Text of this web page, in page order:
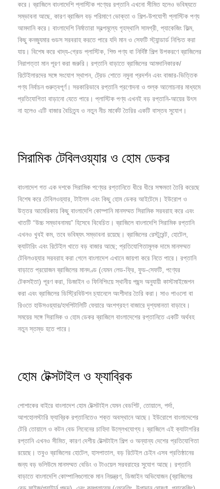
করে। ব্রাজিলে বাংলাদেশি প্লাস্টিক পণ্যের রপ্তানি এখনো সীমিত হলেও ভবিষ্যতে
সম্ভাবনা আছে, কারণ ব্রাজিল বড় পরিমাণে ভোক্তা ও শিল্প-উপযোগী প্লাস্টিক পণ্য
আমদানি করে। বাংলাদেশি নির্মাতারা স্বল্পমূল্যে গৃহস্থালি সামগ্রী, প্যাকেজিং ফিল্ম,
কিছু কনজ্যুমার গুডস সরবরাহ করতে পারে যদি মান ও সেফটি স্ট্যান্ডার্ড নিশ্চিত করা
যায়। বিশেষ করে খাদ্য-গ্রেড প্লাস্টিক, শিশু পণ্য বা নির্দিষ্ট শিল্প উপকরণে ব্রাজিলের
নিরাপত্তা মান পূরণ করা জরুরি। রপ্তানি বাড়াতে ব্রাজিলের আমদানিকারক/
রিটেইলারদের সঙ্গে সংযোগ স্থাপন, ট্রেড শোতে নমুনা প্রদর্শন এবং বাজার-ভিত্তিক
পণ্য নির্বাচন গুরুত্বপূর্ণ। সরকারিভাবে রপ্তানি প্রণোদনা ও শুল্ক আলোচনার মাধ্যমে
প্রতিযোগিতা বাড়ানো যেতে পারে। প্লাস্টিক পণ্য এখনই বড় রপ্তানি-আয়ের উৎস
না হলেও এটি বাজার বৈচিত্র্য ও নতুন নীচ মার্কেট তৈরির একটি বাস্তব সুযোগ।
সিরামিক টেবিলওয়্যার ও হোম ডেকর
বাংলাদেশ গত এক দশকে সিরামিক পণ্যের রপ্তানিতে ধীরে ধীরে সক্ষমতা তৈরি করেছে
বিশেষ করে টেবিলওয়্যার, টাইলস এবং কিছু হোম ডেকর আইটেমে। ইউরোপ ও
উত্তর আমেরিকায় কিছু বাংলাদেশি কোম্পানি মানসম্মত সিরামিক সরবরাহ করে এবং
খাতটি “উচ্চ সম্ভাবনাময়” হিসেবে বিবেচিত। ব্রাজিলে বাংলাদেশি সিরামিক রপ্তানি
এখনও খুবই কম, তবে ভবিষ্যৎ সম্ভাবনা রয়েছে। ব্রাজিলের রেস্টুরেন্ট, হোটেল,
ক্যাটারিং এবং রিটেইল খাতে বড় বাজার আছে; প্রতিযোগিতামূলক দামে মানসম্মত
টেবিলওয়্যার সরবরাহ করা গেলে বাংলাদেশ এখানে জায়গা করে নিতে পারে। রপ্তানি
বাড়াতে প্রয়োজন ব্রাজিলের মানদণ্ড (যেমন লেড-ফ্রি, ফুড-সেফটি, পণ্যের
টেকসইতা) পূরণ করা, ডিজাইন ও ফিনিশিংয়ে স্থানীয় পছন্দ অনুযায়ী কাস্টমাইজেশন
করা এবং ব্রাজিলের ডিস্ট্রিবিউশন চ্যানেলে অংশীদার তৈরি করা। সাও পাওলো বা
রিওতে হাউসওয়্যার/হসপিটালিটি ফেয়ারে অংশগ্রহণ বাজারে দৃশ্যমানতা বাড়াবে।
সময়ের সঙ্গে সিরামিক ও হোম ডেকর ব্রাজিলে বাংলাদেশের রপ্তানিতে একটি অর্থবহ
নতুন স্তম্ভ হতে পারে।
হোম টেক্সটাইল ও ফ্যাব্রিক
পোশাকের বাইরে বাংলাদেশ হোম টেক্সটাইল যেমন বেডশিট, তোয়ালে, পর্দা,
আপহোলস্টারি ফ্যাব্রিক রপ্তানিতেও শক্ত অবস্থানে আছে। ইউরোপে বাংলাদেশের
টেরি তোয়ালে ও কটন বেড লিনেনের চাহিদা উল্লেখযোগ্য। ব্রাজিলে এই ক্যাটাগরির
রপ্তানি এখনও সীমিত, কারণ দেশীয় টেক্সটাইল শিল্প ও অন্যান্য দেশের প্রতিযোগিতা
রয়েছে। তবুও ব্রাজিলের হোটেল, হাসপাতাল, বড় রিটেইল চেইন এসব প্রতিষ্ঠানের
জন্য বড় ভলিউমে মানসম্মত বেডিং ও টাওয়েল সরবরাহের সুযোগ আছে। রপ্তানি
বাড়াতে বাংলাদেশি কোম্পানিগুলোকে মান নিয়ন্ত্রণ, ডিজাইন অভিযোজন (ব্রাজিলের